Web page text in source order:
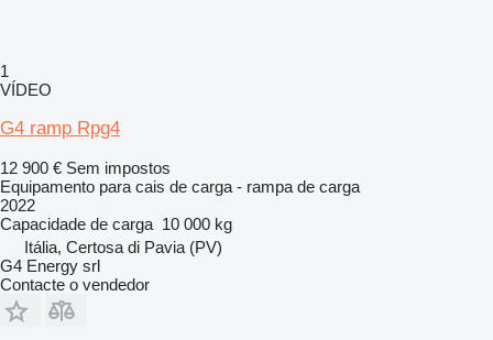
1
VÍDEO
G4 ramp Rpg4
12 900 € Sem impostos
Equipamento para cais de carga - rampa de carga
2022
Capacidade de carga 10 000 kg
Itália, Certosa di Pavia (PV)
G4 Energy srl
Contacte o vendedor